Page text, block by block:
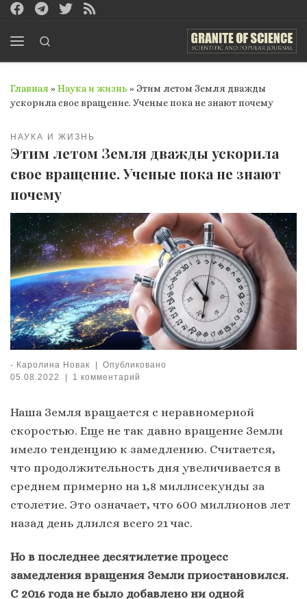
Перейти к содержимому
Главная » Наука и жизнь » Этим летом Земля дважды
ускорила свое вращение. Ученые пока не знают почему
НАУКА И ЖИЗНЬ
Этим летом Земля дважды ускорила
свое вращение. Ученые пока не знают
почему
- Каролина Новак |
Опубликовано
05.08.2022
| 1 комментарий
Наша Земля вращается с неравномерной
скоростью. Еще не так давно вращение Земли
имело тенденцию к замедлению. Считается,
что продолжительность дня увеличивается в
среднем примерно на 1,8 миллисекунды за
столетие. Это означает, что 600 миллионов лет
назад день длился всего 21 час.
Но в последнее десятилетие процесс
замедления вращения Земли приостановился.
С 2016 года не было добавлено ни одной